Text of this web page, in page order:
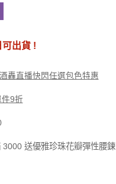
可出貨 !
轟直播快閃任選包色特惠
9折
送優雅珍珠花瓣彈性腰鍊